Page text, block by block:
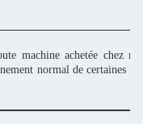
machine achetée chez
normal de certaines